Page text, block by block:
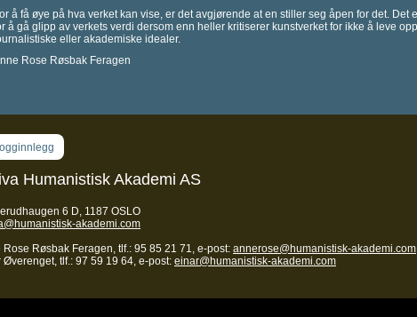
å få øye på hva verket kan vise, er det avgjørende at en stiller seg åpen for det. Det
å gå glipp av verkets verdi dersom enn heller kritiserer kunstverket for ikke å leve opp
eller akademiske idealer.
Rose Røsbak Feragen
Humanistisk Akademi AS
6 D, 1187 OSLO
akademi.com
Rose Røsbak Feragen, tlf.: 95 85 21 71, e-post: annerose@humanistisk-akademi.com
Øverenget, tlf.: 97 59 19 64, e-post: einar@humanistisk-akademi.com